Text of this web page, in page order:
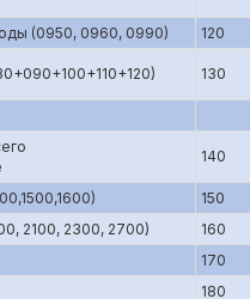
(0950, 0960, 0990) 120
130
140
150
2100, 2300, 2700)
160
170
180